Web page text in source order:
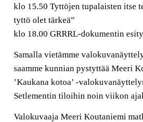
klo 15.50 Tyttöjen tupalaisten itse
tyttö olet tärkeä”
klo 18.00 GRRRL-dokumentin
Samalla vietämme
saamme kunnian pystyttää Meeri
’Kaukana kotoa’ -
Setlementin tiloihin noin viikon
Valokuvaaja Meeri Koutaniemi